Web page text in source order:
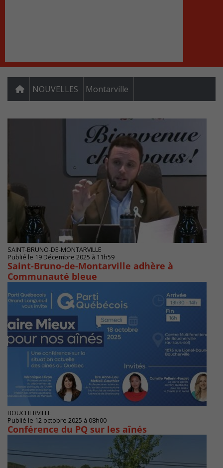
NOUVELLES Montarville
SAINT-BRUNO-DE-MONTARVILLE
Publié le 19 Décembre 2025 à 11h59
Saint-Bruno-de-Montarville adhère à
Communauté bleue
BOUCHERVILLE
Publié le 12 octobre 2025 à 08h00
Conférence du PQ sur les aînés